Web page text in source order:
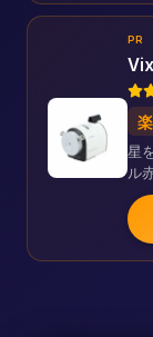
PR
星
ル